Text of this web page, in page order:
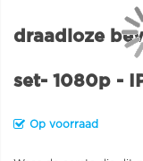
draadloze
set- 1080p -
Op voorraad